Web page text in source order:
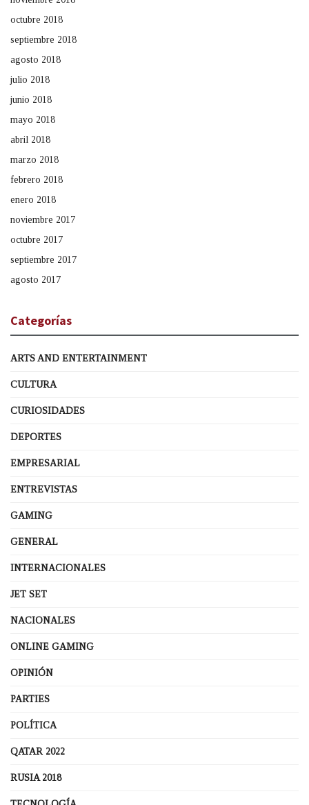
octubre 2018
septiembre 2018
agosto 2018
julio 2018
junio 2018
mayo 2018
abril 2018
marzo 2018
febrero 2018
enero 2018
noviembre 2017
octubre 2017
septiembre 2017
agosto 2017
Categorías
ARTS AND ENTERTAINMENT
CULTURA
CURIOSIDADES
DEPORTES
EMPRESARIAL
ENTREVISTAS
GAMING
GENERAL
INTERNACIONALES
JET SET
NACIONALES
ONLINE GAMING
OPINIÓN
PARTIES
POLÍTICA
QATAR 2022
RUSIA 2018